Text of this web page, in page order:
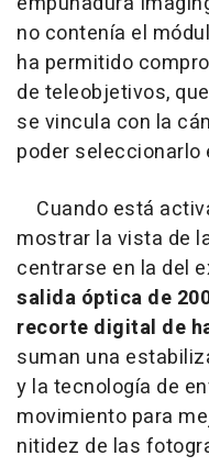
no contenía el
ha permitido
de teleobjetivos, que
se vincula con la
poder seleccionarlo
Cuando está
mostrar la vista de
centrarse en la del
salida óptica de
recorte digital de
suman una
y la tecnología de
movimiento para
nitidez de las